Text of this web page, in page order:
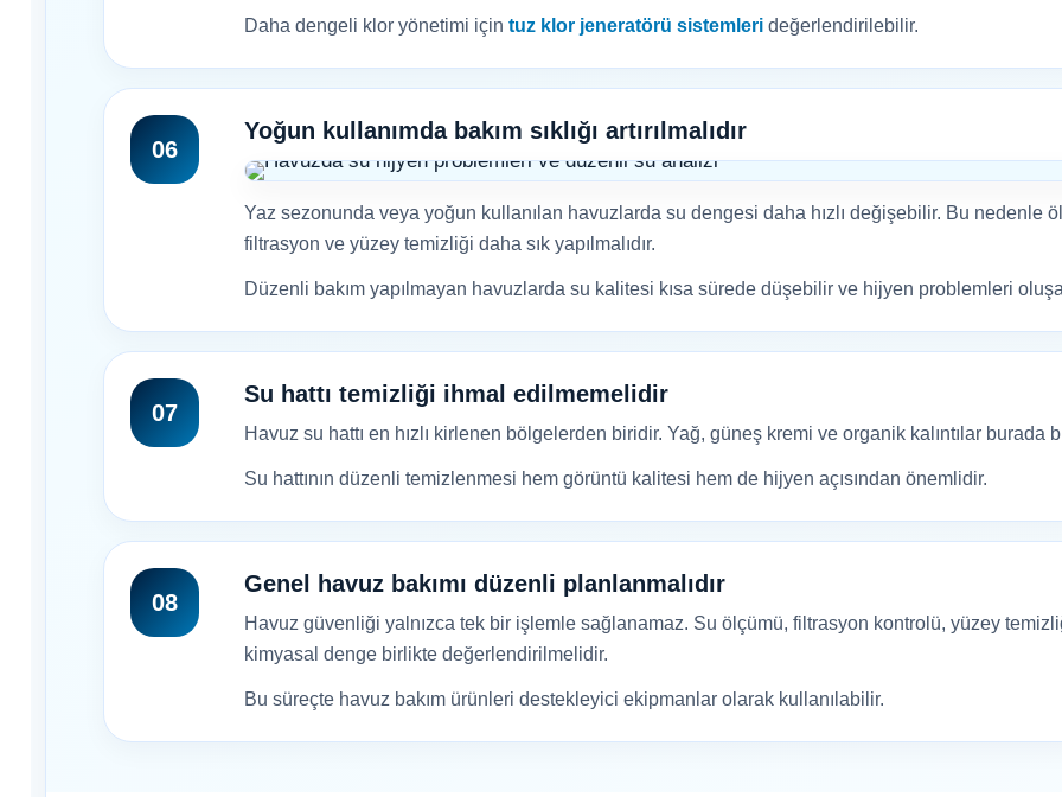
Olimpik
Yangın Pompası
Daha dengeli klor yönetimi için tuz klor jeneratörü sistemleri değerlendirilebilir.
06
Yoğun kullanımda bakım sıklığı artırılmalıdır
Yaz sezonunda veya yoğun kullanılan havuzlarda su dengesi daha hızlı değişebilir. Bu nedenle
filtrasyon ve yüzey temizliği daha sık yapılmalıdır.
Düzenli bakım yapılmayan havuzlarda su kalitesi kısa sürede düşebilir ve hijyen problemleri
07
Su hattı temizliği ihmal edilmemelidir
Havuz su hattı en hızlı kirlenen bölgelerden biridir. Yağ, güneş kremi ve organik kalıntılar burada
Su hattının düzenli temizlenmesi hem görüntü kalitesi hem de hijyen açısından önemlidir.
08
Genel havuz bakımı düzenli planlanmalıdır
Havuz güvenliği yalnızca tek bir işlemle sağlanamaz. Su ölçümü, filtrasyon kontrolü, yüzey
kimyasal denge birlikte değerlendirilmelidir.
Bu süreçte havuz bakım ürünleri destekleyici ekipmanlar olarak kullanılabilir.